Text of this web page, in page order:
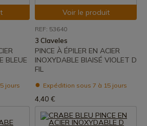
BLEUE
jours
Voir le produit
REF: 53640
3 Claveles
PINCE À ÉPILER EN ACIER
INOXYDABLE BIAISÉ VIOLET D
FIL
Expédition sous 7 à 15 jours
4,40 €